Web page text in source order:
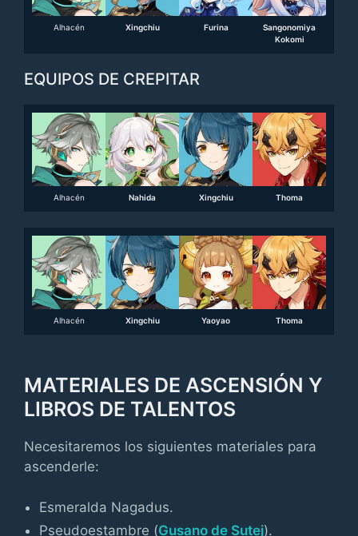
Alhacén Xingchiu Furina
Sangonomiya
Kokomi
EQUIPOS DE CREPITAR
Alhacén Nahida Xingchiu Thoma
Alhacén Xingchiu Yaoyao Thoma
MATERIALES DE ASCENSIÓN Y
LIBROS DE TALENTOS
Necesitaremos los siguientes materiales para
ascenderle:
Esmeralda Nagadus.
Pseudoestambre (Gusano de Sutej).